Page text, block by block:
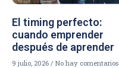
El timing perfecto:
cuando emprender
después de aprender
9 julio, 2026 No hay comentarios